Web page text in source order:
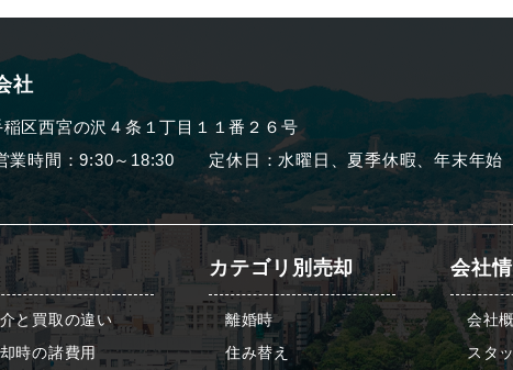
社
区西宮の沢４条１丁目１１番２６号
時間：9:30～18:30 定休日：水曜日、夏季休暇、年末年始
と買取の違い
時の諸費用
カテゴリ別売却
離婚時
住み替え
会社
会社
スタ